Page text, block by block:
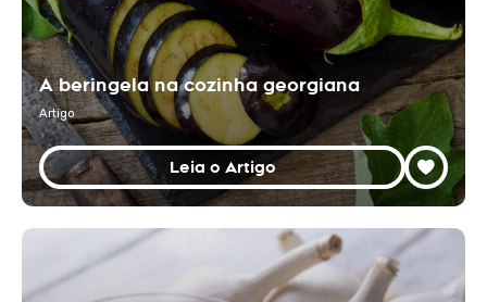
A beringela na cozinha georgiana
Artigo
Leia o Artigo